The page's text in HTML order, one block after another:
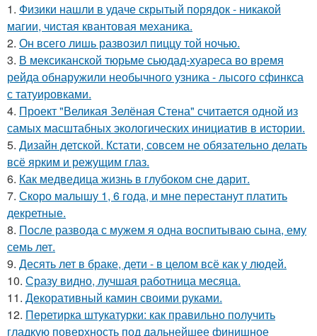
1. Физики нашли в удаче скрытый порядок - никакой
магии, чистая квантовая механика.
2. Он всего лишь развозил пиццу той ночью.
3. В мексиканской тюрьме сьюдад-хуареса во время
рейда обнаружили необычного узника - лысого сфинкса
с татуировками.
4. Проект "Великая Зелёная Стена" считается одной из
самых масштабных экологических инициатив в истории.
5. Дизайн детской. Кстати, совсем не обязательно делать
всё ярким и режущим глаз.
6. Как медведица жизнь в глубоком сне дарит.
7. Скоро малышу 1, 6 года, и мне перестанут платить
декретные.
8. После развода с мужем я одна воспитываю сына, ему
семь лет.
9. Десять лет в браке, дети - в целом всё как у людей.
10. Сразу видно, лучшая работница месяца.
11. Декоративный камин своими руками.
12. Перетирка штукатурки: как правильно получить
гладкую поверхность под дальнейшее финишное